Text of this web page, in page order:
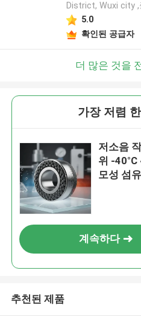
District, Wuxi city ,
5.0
확인된 공급자
더 많은 것을
가장 저렴
저소음
위 -
모성 섬
계속하다
추천된 제품